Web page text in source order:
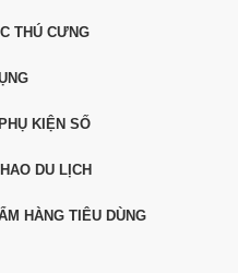
THÚ CƯNG
KIỆN SỐ
DU LỊCH
HÀNG TIÊU DÙNG